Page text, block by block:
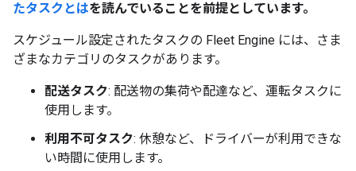
たタスクとはを読んでいることを前提としています。
スケジュール設定されたタスクの Fleet Engine には、さま
ざまなカテゴリのタスクがあります。
配送タスク: 配送物の集荷や配達など、運転タスクに
使用します。
利用不可タスク: 休憩など、ドライバーが利用できな
い時間に使用します。